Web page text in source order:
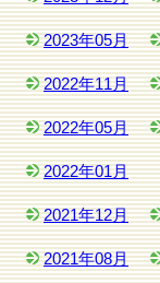
2023年05月
2022年11月
2022年05月
2022年01月
2021年12月
2021年08月